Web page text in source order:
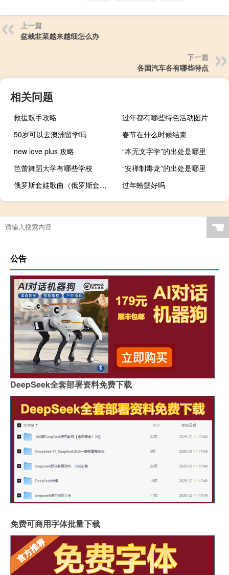
上一篇
盆栽韭菜越来越细怎么办
下一篇
各国汽车各有哪些特点
相关问题
救援鼓手攻略
过年都有哪些特色活动图片
50岁可以去澳洲留学吗
春节在什么时候结束
new love plus 攻略
“本无文字学”的出处是哪里
芭蕾舞蹈大学有哪些学校
“安禅制毒龙”的出处是哪里
俄罗斯套娃歌曲（俄罗斯套娃的来历）
过年螃蟹好吗
☚
公告
DeepSeek全套部署资料免费下载
免费可商用字体批量下载